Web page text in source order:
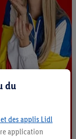
du
des applis Lidl
application